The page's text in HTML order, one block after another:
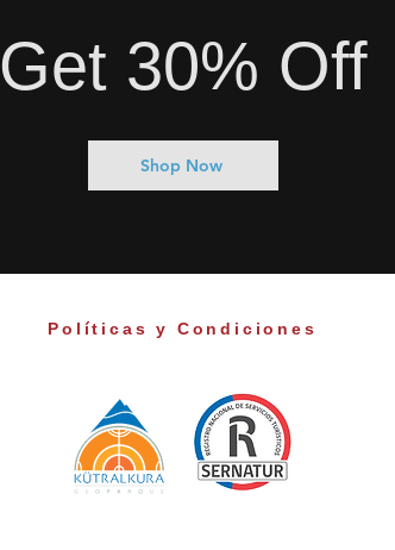
Get 30% Off
Shop Now
Políticas y Condiciones